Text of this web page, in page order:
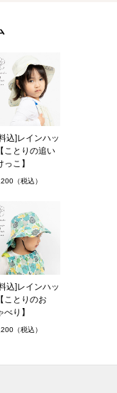
込]レインハッ
ことりの追い
っこ】
（税込）
込]レインハッ
ことりのお
べり】
（税込）